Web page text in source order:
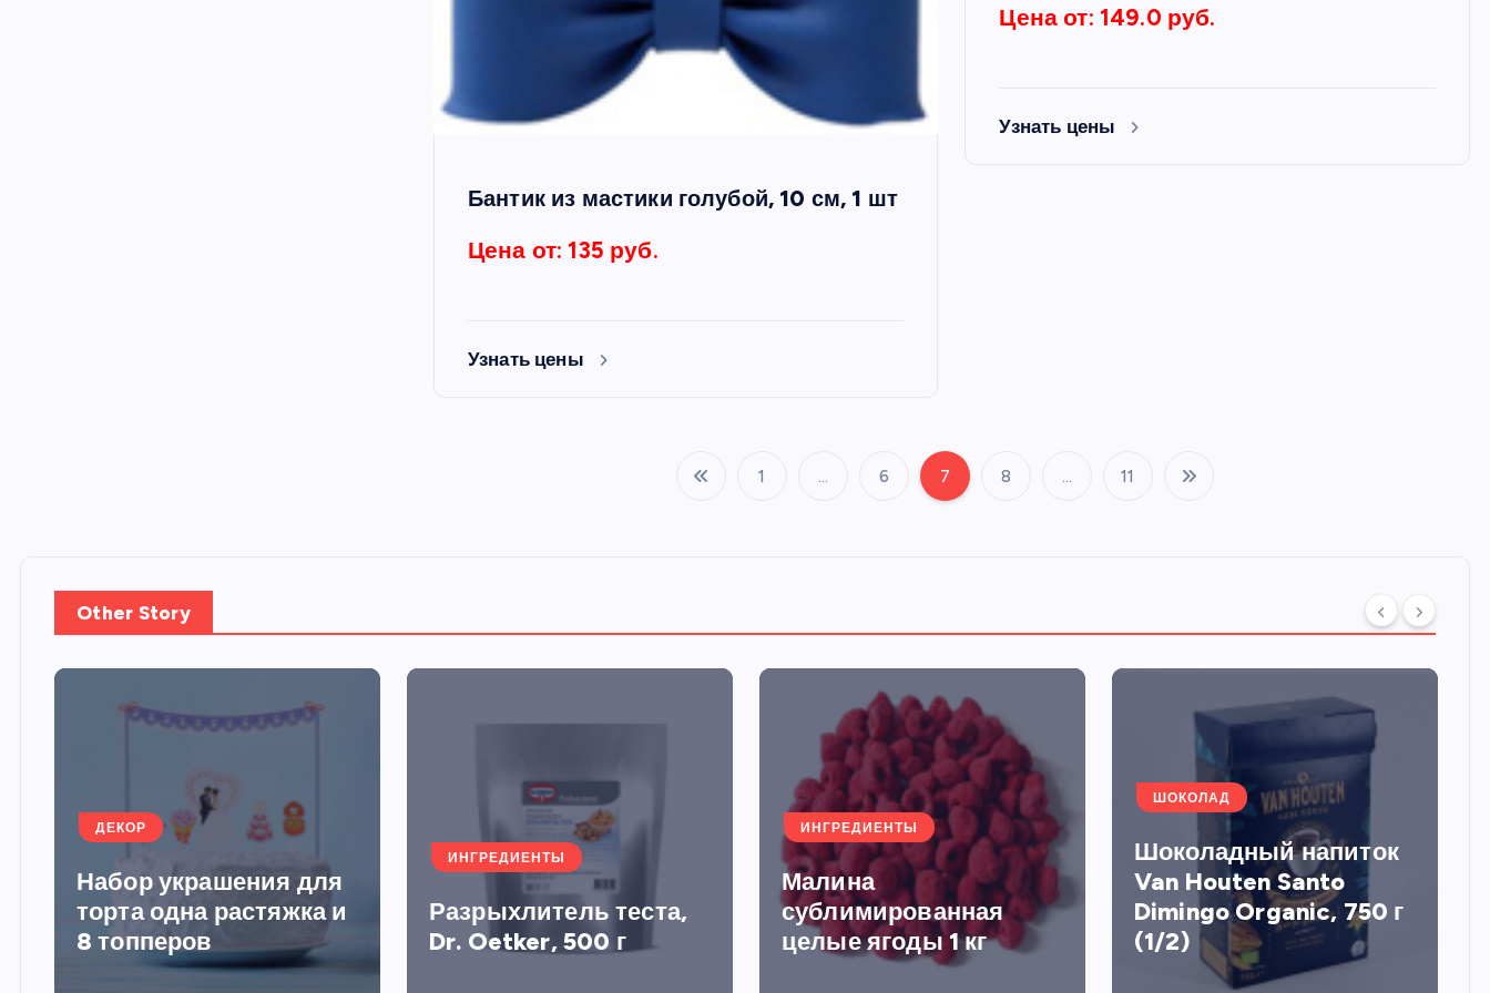
Бантик из мастики голубой, 10 см, 1 шт
Цена от: 135 руб.
Узнать цены
Цена от: 149.0 руб.
Узнать цены
П
г
и
н
а
ц
и
1 … 6 7 8 … 11
Other Story
ДЕКОР
Набор украшения для
торта одна растяжка и
8 топперов
ИНГРЕДИЕНТЫ
Разрыхлитель теста,
Dr. Oetker, 500 г
ИНГРЕДИЕНТЫ
Малина
сублимированная
целые ягоды 1 кг
ШОКОЛАД
Шоколадный напиток
Van Houten Santo
Dimingo Organic, 750 г
(1/2)